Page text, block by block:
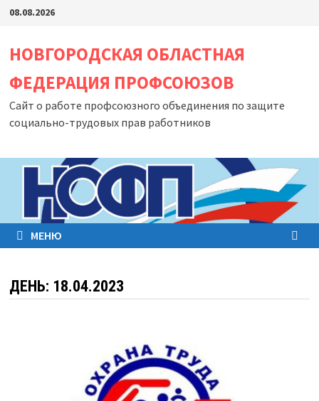
Перейти
содержимому
08.08.2026
НОВГОРОДСКАЯ ОБЛАСТНАЯ
ФЕДЕРАЦИЯ ПРОФСОЮЗОВ
Сайт о работе профсоюзного объединения по защите
социально-трудовых прав работников
МЕНЮ
ДЕНЬ: 18.04.2023